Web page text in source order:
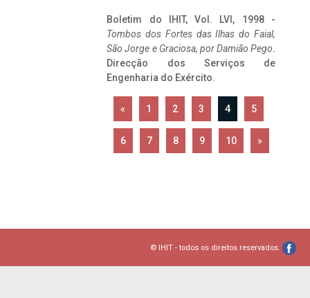
Boletim do IHIT, Vol. LVI, 1998 -
Tombos dos Fortes das Ilhas do Faial,
São Jorge e Graciosa, por Damião Pego.
Direcção dos Serviços de
Engenharia do Exército.
« 1 2 3 4 5
6 7 8 9 10 »
© IHIT - todos os direitos reservados.